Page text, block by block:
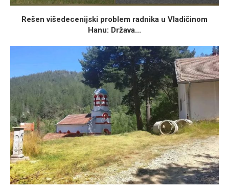
Rešen višedecenijski problem radnika u Vladičinom
Hanu: Država...